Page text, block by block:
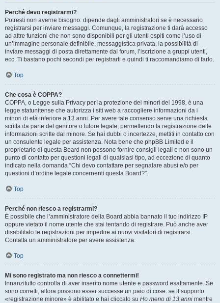
Perché devo registrarmi?
Potresti non averne bisogno: dipende dagli amministratori se è necessario
registrarsi per inviare messaggi. Comunque, la registrazione ti darà accesso
ad altre funzioni che non sono disponibili per gli utenti ospiti come l’uso di
un’immagine personale definibile, messaggistica privata, la possibilità di
inviare messaggi di posta direttamente dal forum, l’iscrizione a gruppi utenti,
ecc. Ti bastano pochi secondi per registrarti e quindi ti raccomandiamo di farlo.
Top
Che cosa è COPPA?
COPPA, o Legge sulla Privacy per la protezione dei minori del 1998, è una
legge statunitense che autorizza i siti web a raccogliere informazioni da i
minori di età inferiore a 13 anni. Per avere tale consenso serve una richiesta
scritta da parte del genitore o tutore legale, permettendo la registrazione delle
informazioni scritte dal minore. Se hai dubbi o incertezze, mettiti in contatto con
un consulente legale per assistenza. Nota bene che phpBB Limited e il
proprietario di questa Board non possono fornire consigli legali e non sono un
punto di contatto per questioni legali di qualsiasi tipo, ad eccezione di quanto
indicato nella domanda “Chi devo contattare per segnalare abusi e/o per
questioni d’ordine legale concernenti questa Board?”.
Top
Perché non riesco a registrarmi?
È possibile che l’amministratore della Board abbia bannato il tuo indirizzo IP
oppure vietato il nome utente che stai tentando di registrare. Può anche aver
disabilitato le registrazioni per impedire ai nuovi visitatori di registrarsi.
Contatta un amministratore per avere assistenza.
Top
Mi sono registrato ma non riesco a connettermi!
Innanzitutto controlla di aver inserito nome utente e password esattamente. Se
sono corretti, allora possono esser successe un paio di cose: se il supporto
«registrazione minore» è abilitato e hai cliccato su Ho meno di 13 anni mentre